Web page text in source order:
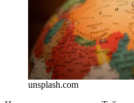
unsplash.com